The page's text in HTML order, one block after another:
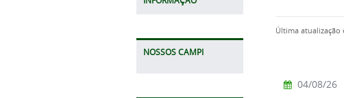
NOSSOS CAMPI
Última atualização
04/08/26